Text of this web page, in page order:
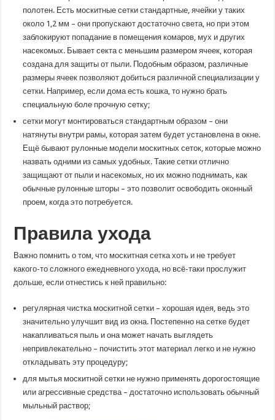
полотен. Есть москитные сетки стандартные, ячейки у таких
около 1,2 мм – они пропускают достаточно света, но при этом
заблокируют попадание в помещения комаров, мух и других
насекомых. Бывает секта с меньшим размером ячеек, которая
создана для защиты от пыли. Подобным образом, различные
размеры ячеек позволяют добиться различной специализации у
сетки. Например, если дома есть кошка, то нужно брать
специальную боле прочную сетку;
сетки могут монтироваться стандартным образом – они
натянуты внутри рамы, которая затем будет установлена в окне.
Ещё бывают рулонные модели москитных сеток, которые можно
назвать одними из самых удобных. Такие сетки отлично
защищают от пыли и насекомых, но их можно поднимать, как
обычные рулонные шторы – это позволит освободить оконный
проем, когда это потребуется.
Правила ухода
Важно помнить о том, что москитная сетка хоть и не требует
какого-то сложного ежедневного ухода, но всё-таки прослужит
дольше, если отнестись к ней правильно:
регулярная чистка москитной сетки – хорошая идея, ведь это
значительно улучшит вид из окна. Постепенно на сетке будет
накапливаться пыль и она может начать выглядеть
непривлекательно – почистить этот материал легко и не нужно
откладывать эту процедуру;
для мытья москитной сетки не нужно применять дорогостоящие
или агрессивные средства – достаточно использовать обычный
мыльный раствор;